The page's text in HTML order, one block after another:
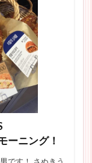
ーニング！
です！ さぬきう